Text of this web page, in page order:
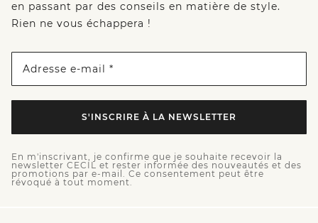
en passant par des conseils en matière de style.
Rien ne vous échappera !
Adresse e-mail *
S'INSCRIRE À LA NEWSLETTER
En m'inscrivant, je confirme que je souhaite recevoir la
newsletter CECIL et rester informée des nouveautés et des
promotions par e-mail. Ce consentement peut être
révoqué à tout moment.